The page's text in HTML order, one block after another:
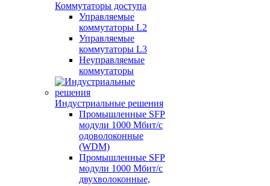
Коммутаторы доступа
Управляемые
коммутаторы L2
Управляемые
коммутаторы L3
Неуправляемые
коммутаторы
Индустриальные решения
Промышленные SFP
модули 1000 Мбит/c
одоволоконные
(WDM)
Промышленные SFP
модули 1000 Мбит/c
двухволоконные,